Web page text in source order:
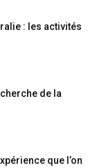
: les activités
de la
que l’on